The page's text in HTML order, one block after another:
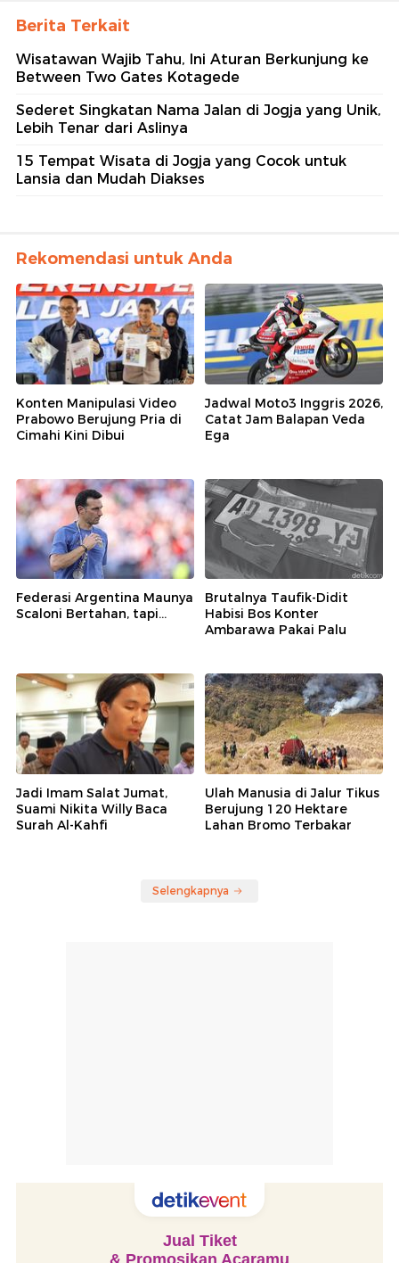
Berita Terkait
Wisatawan Wajib Tahu, Ini Aturan Berkunjung ke
Between Two Gates Kotagede
Sederet Singkatan Nama Jalan di Jogja yang Unik,
Lebih Tenar dari Aslinya
15 Tempat Wisata di Jogja yang Cocok untuk
Lansia dan Mudah Diakses
Rekomendasi untuk Anda
Konten Manipulasi Video
Prabowo Berujung Pria di
Cimahi Kini Dibui
Jadwal Moto3 Inggris 2026,
Catat Jam Balapan Veda
Ega
Federasi Argentina Maunya
Scaloni Bertahan, tapi...
Brutalnya Taufik-Didit
Habisi Bos Konter
Ambarawa Pakai Palu
Jadi Imam Salat Jumat,
Suami Nikita Willy Baca
Surah Al-Kahfi
Ulah Manusia di Jalur Tikus
Berujung 120 Hektare
Lahan Bromo Terbakar
Selengkapnya